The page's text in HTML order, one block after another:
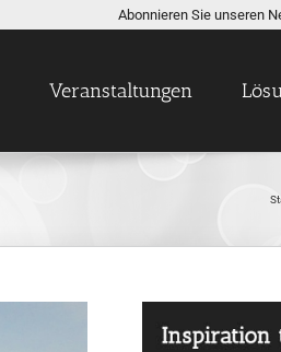
Abonnieren Sie unseren
Veranstaltungen